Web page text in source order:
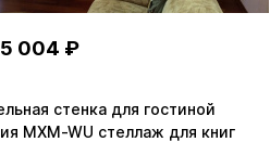
004 ₽
стенка для гостиной
MXM-WU стеллаж для книг